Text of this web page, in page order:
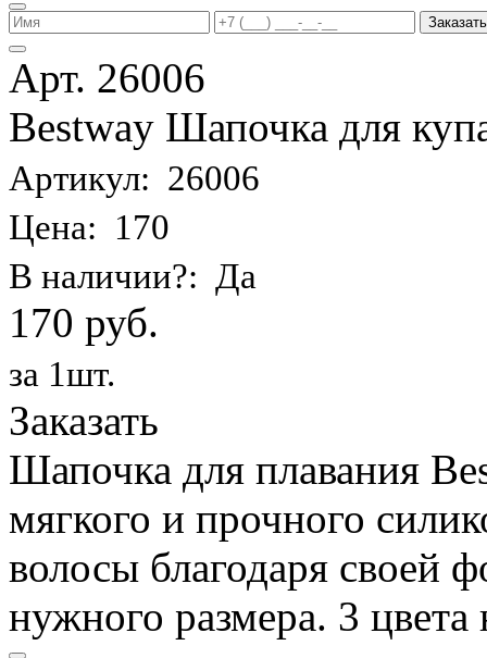
Заказать
Арт. 26006
Bestway Шапочка для
Артикул: 26006
Цена: 170
В наличии?: Да
170 руб.
за 1шт.
Заказать
Шапочка для плавания
мягкого и прочного
волосы благодаря своей
нужного размера. 3